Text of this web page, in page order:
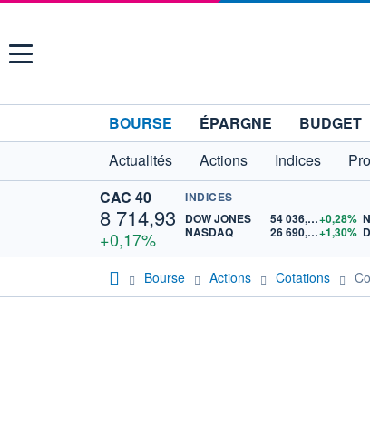
Menu
BOURSE ÉPARGNE BUDGET
Actualités
Actions Indices
CAC 40
8 714,93
+0,17%
INDICES
DOW JONES
54 036,93+0,28%
NASDAQ
26 690,62+1,30%
Bourse Actions Cotations